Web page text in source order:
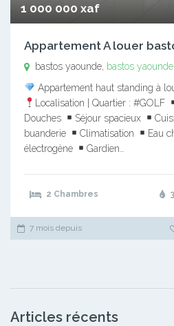
1 000 000 xaf
Appartement A louer
bastos yaounde, bastos yaounde
Appartement haut standing à
Localisation | Quartier : #GOLF
Douches
Séjour spacieux
buanderie
Climatisation Eau
électrogène
Gardien…
2 Chambres
7 mois depuis
Articles récents